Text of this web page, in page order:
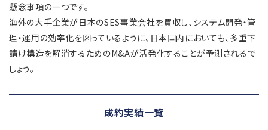
懸念事項の一つです。
海外の大手企業が日本のSES事業会社を買収し、システム開発・管
理・運用の効率化を図っているように、日本国内においても、多重下
請け構造を解消するためのM&Aが活発化することが予測されるで
しょう。
成約実績一覧